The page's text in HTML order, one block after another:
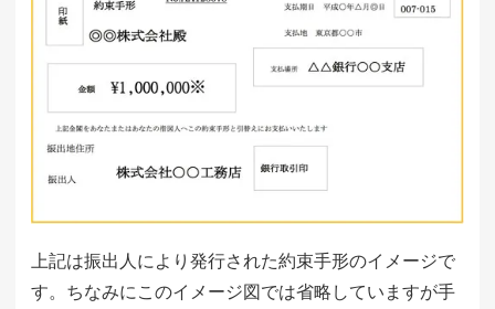
上記は振出人により発行された約束手形のイメージで
す。ちなみにこのイメージ図では省略していますが手